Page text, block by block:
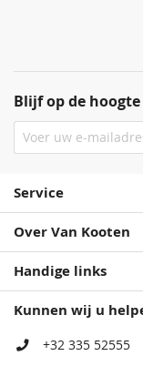
Blijf op de
Service
Over Van Kooten
Handige links
Kunnen wij u
+32 335 52555